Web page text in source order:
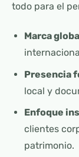
todo para el
Marca
Presencia
local y
Enfoque
clientes
patrimonio.